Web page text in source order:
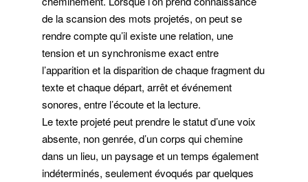
de la scansion des mots projetés, on peut se
rendre compte qu’il existe une relation, une
tension et un synchronisme exact entre
l’apparition et la disparition de chaque fragment du
texte et chaque départ, arrêt et événement
sonores, entre l’écoute et la lecture.
Le texte projeté peut prendre le statut d’une voix
absente, non genrée, d’un corps qui chemine
dans un lieu, un paysage et un temps également
indéterminés, seulement évoqués par quelques